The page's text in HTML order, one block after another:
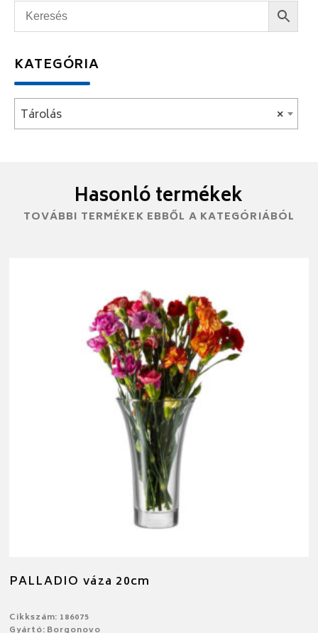
KATEGÓRIA
×
Tárolás
Hasonló termékek
TOVÁBBI TERMÉKEK EBBŐL A KATEGÓRIÁBÓL
PALLADIO váza 20cm
Cikkszám: 186075